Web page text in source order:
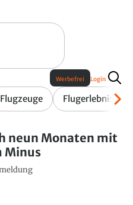
Flugzeuge Flugerlebnis
Werbefrei Login
neun Monaten mit
Minus